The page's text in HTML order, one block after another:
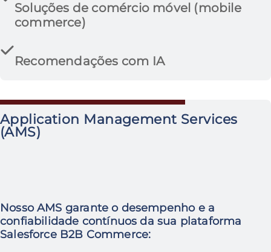
Soluções de comércio móvel (mobile
commerce)
Recomendações com IA
Application Management Services
(AMS)
Nosso AMS garante o desempenho e a
confiabilidade contínuos da sua plataforma
Salesforce B2B Commerce: